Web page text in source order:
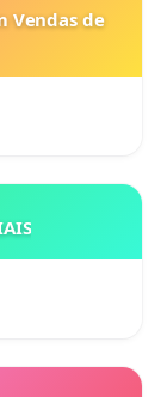
Vendas de